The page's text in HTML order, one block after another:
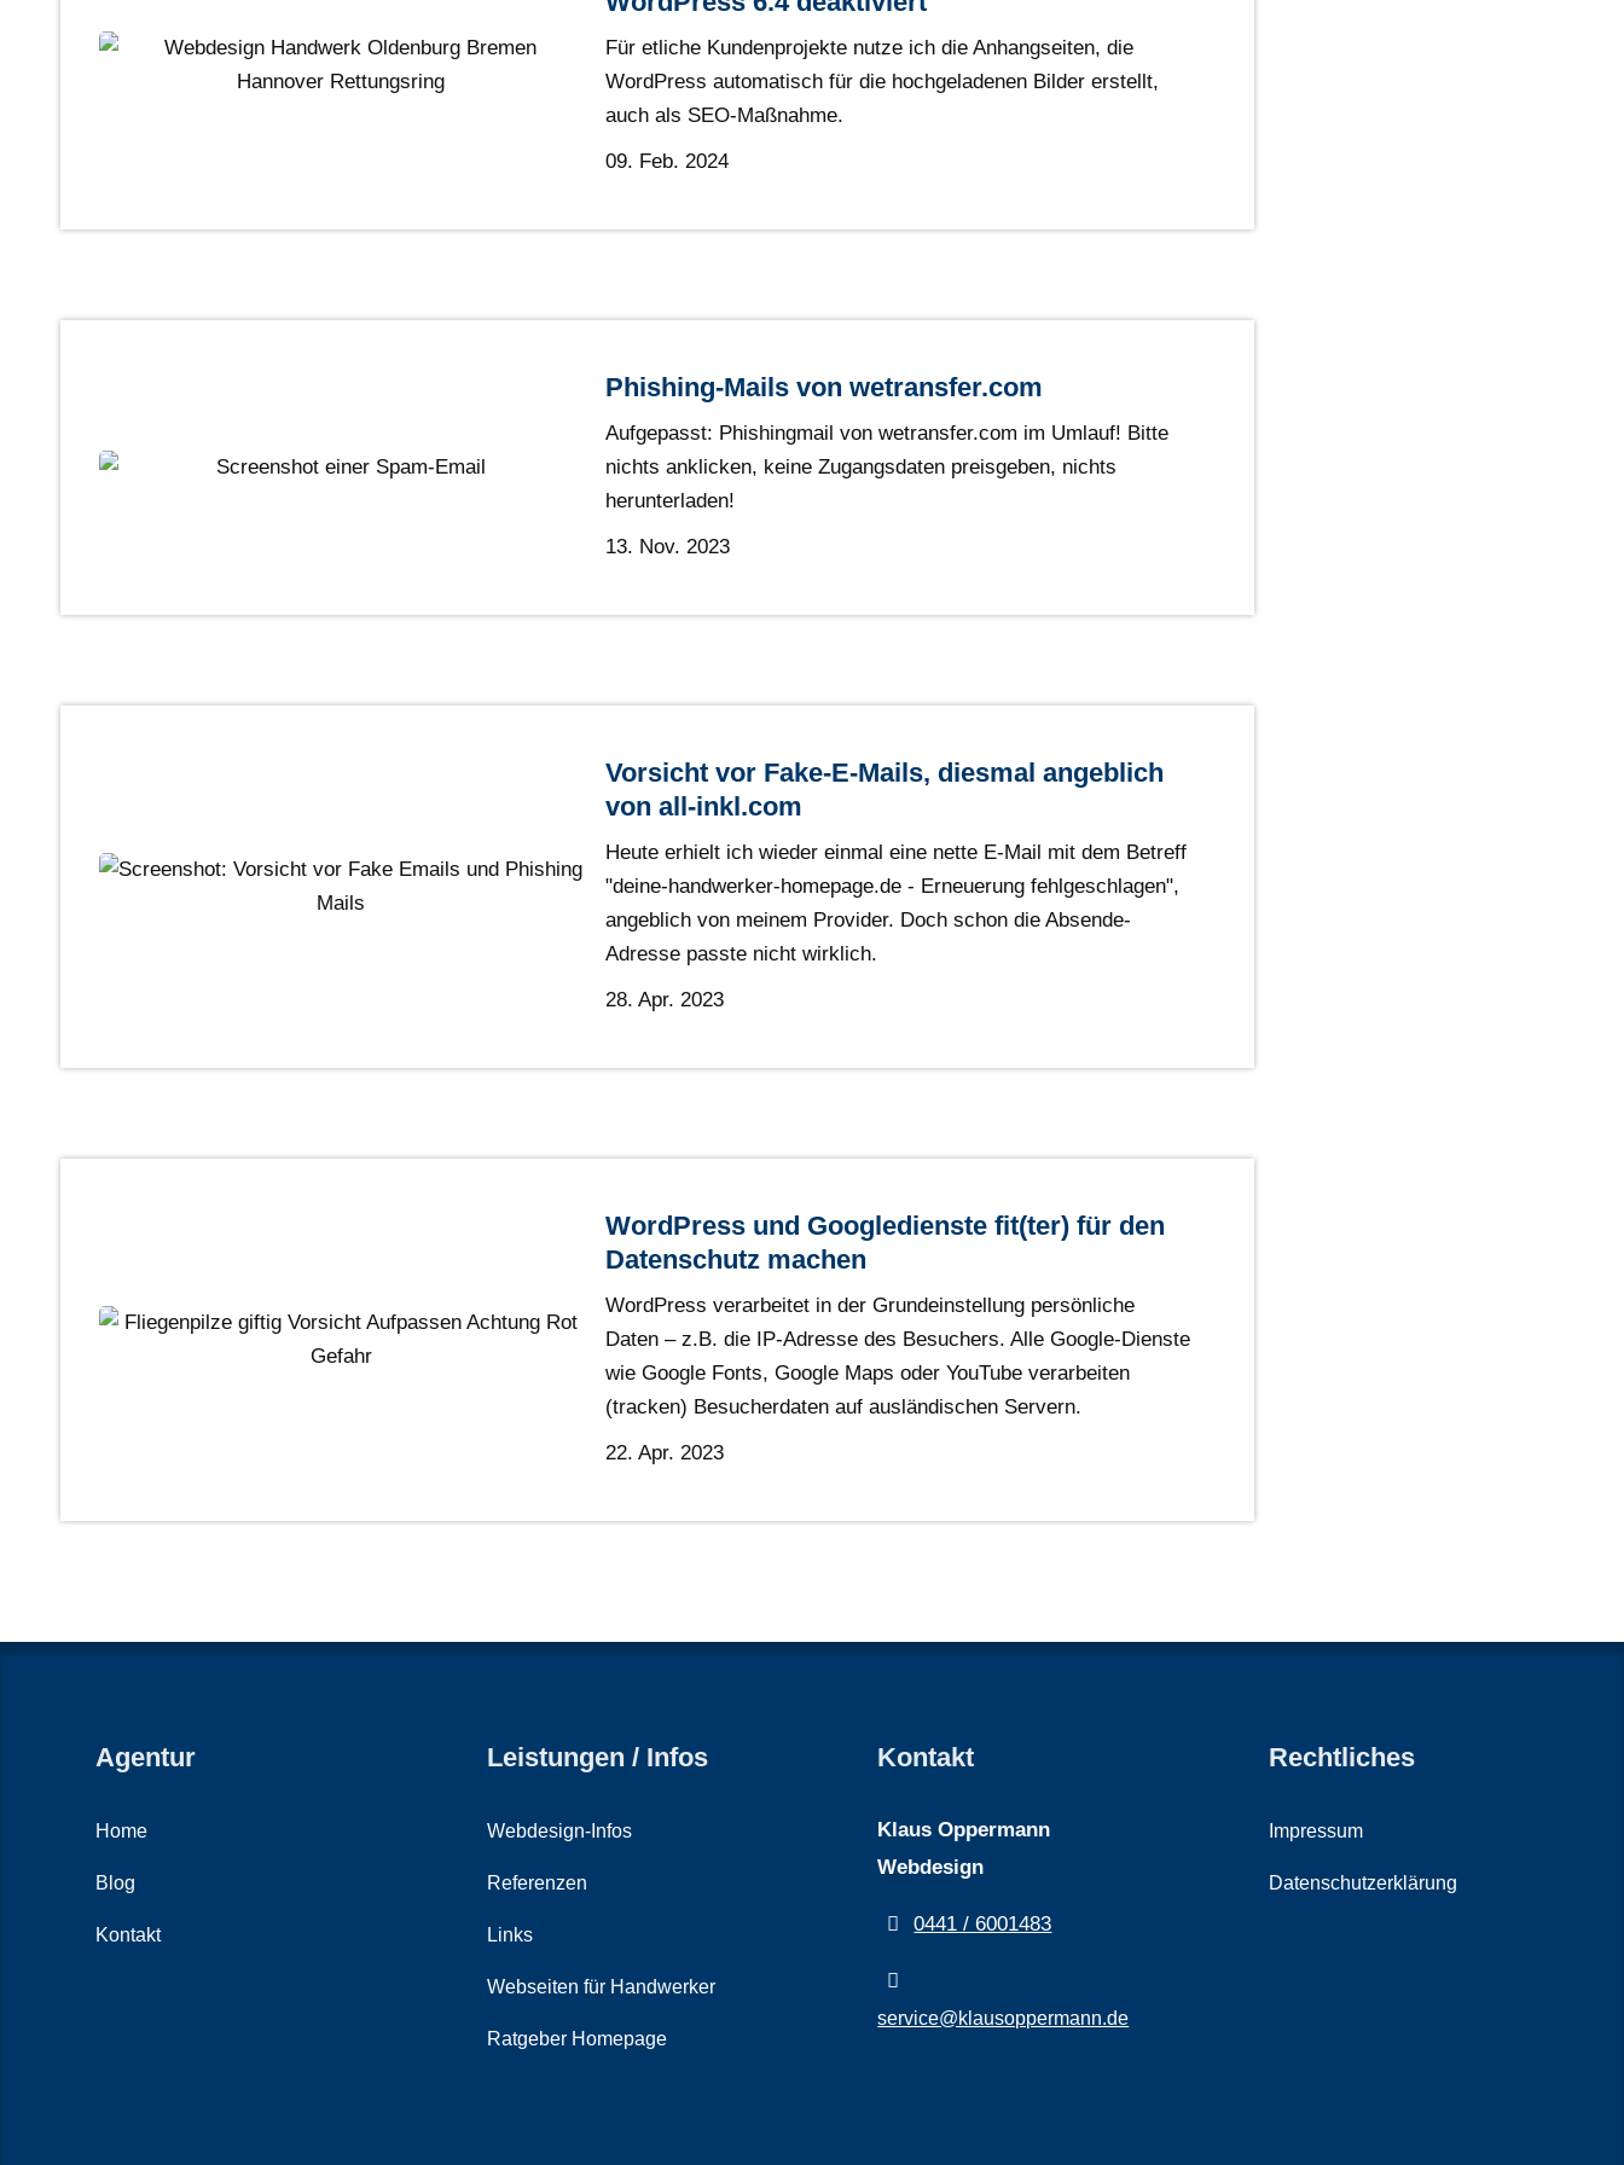
Für etliche Kundenprojekte nutze ich die Anhangseiten, die
WordPress automatisch für die hochgeladenen Bilder erstellt,
auch als SEO-Maßnahme.
09. Feb. 2024
Phishing-Mails von wetransfer.com
Aufgepasst: Phishingmail von wetransfer.com im Umlauf! Bitte
nichts anklicken, keine Zugangsdaten preisgeben, nichts
herunterladen!
13. Nov. 2023
Vorsicht vor Fake-E-Mails, diesmal angeblich
von all-inkl.com
Heute erhielt ich wieder einmal eine nette E-Mail mit dem Betreff
"deine-handwerker-homepage.de - Erneuerung fehlgeschlagen",
angeblich von meinem Provider. Doch schon die Absende-
Adresse passte nicht wirklich.
28. Apr. 2023
WordPress und Googledienste fit(ter) für den
Datenschutz machen
WordPress verarbeitet in der Grundeinstellung persönliche
Daten – z.B. die IP-Adresse des Besuchers. Alle Google-Dienste
wie Google Fonts, Google Maps oder YouTube verarbeiten
(tracken) Besucherdaten auf ausländischen Servern.
22. Apr. 2023
Agentur
Home
Blog
Kontakt
Leistungen / Infos
Webdesign-Infos
Referenzen
Links
Webseiten für Handwerker
Ratgeber Homepage
Kontakt
Klaus Oppermann
Webdesign
0441 / 6001483
service@klausoppermann.de
Rechtliches
Impressum
Datenschutzerklärung